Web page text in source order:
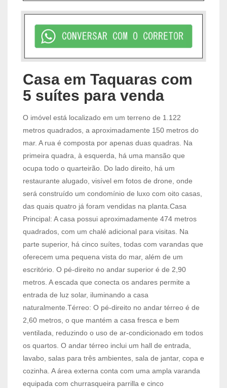
Casa em Taquaras com
5 suítes para venda
O imóvel está localizado em um terreno de 1.122
metros quadrados, a aproximadamente 150 metros do
mar. A rua é composta por apenas duas quadras. Na
primeira quadra, à esquerda, há uma mansão que
ocupa todo o quarteirão. Do lado direito, há um
restaurante alugado, visível em fotos de drone, onde
será construído um condomínio de luxo com oito casas,
das quais quatro já foram vendidas na planta.Casa
Principal: A casa possui aproximadamente 474 metros
quadrados, com um chalé adicional para visitas. Na
parte superior, há cinco suítes, todas com varandas que
oferecem uma pequena vista do mar, além de um
escritório. O pé-direito no andar superior é de 2,90
metros. A escada que conecta os andares permite a
entrada de luz solar, iluminando a casa
naturalmente.Térreo: O pé-direito no andar térreo é de
2,60 metros, o que mantém a casa fresca e bem
ventilada, reduzindo o uso de ar-condicionado em todos
os quartos. O andar térreo inclui um hall de entrada,
lavabo, salas para três ambientes, sala de jantar, copa e
cozinha. A área externa conta com uma ampla varanda
equipada com churrasqueira parrilla e cinco